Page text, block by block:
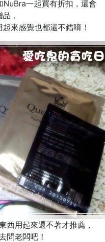
一起買有折扣，還會
，
來感覺也都還不錯唷！
西用起來還不著才推薦，
問老闆吧！